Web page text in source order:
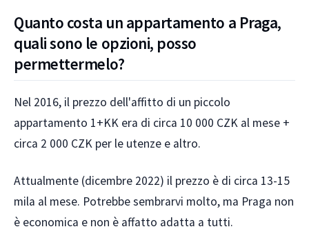
Quanto costa un appartamento a Praga,
quali sono le opzioni, posso
permettermelo?
Nel 2016, il prezzo dell'affitto di un piccolo
appartamento 1+KK era di circa 10 000 CZK al mese +
circa 2 000 CZK per le utenze e altro.
Attualmente (dicembre 2022) il prezzo è di circa 13-15
mila al mese. Potrebbe sembrarvi molto, ma Praga non
è economica e non è affatto adatta a tutti.